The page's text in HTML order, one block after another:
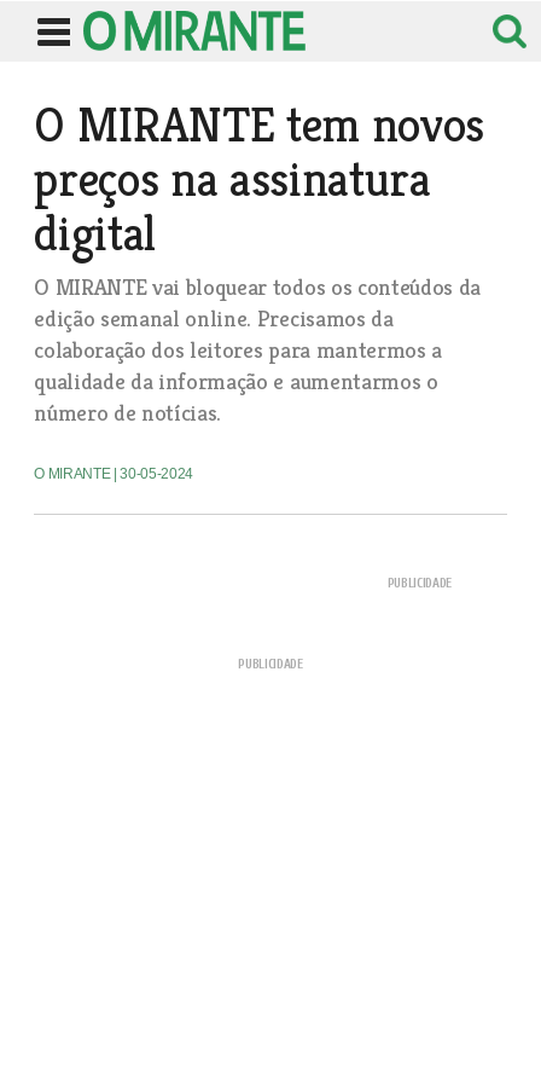
O MIRANTE tem novos
preços na assinatura
digital
O MIRANTE vai bloquear todos os conteúdos da
edição semanal online. Precisamos da
colaboração dos leitores para mantermos a
qualidade da informação e aumentarmos o
número de notícias.
O MIRANTE | 30-05-2024